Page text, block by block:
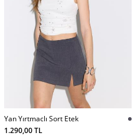
Yan Yırtmaclı Sort Etek
1.290,00 TL